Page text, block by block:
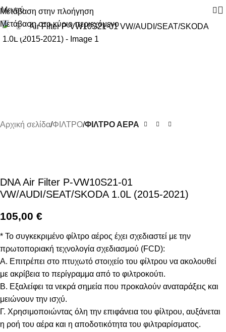
Μετάβαση στην πλοήγηση
Μετάβαση στο κύριο περιεχόμενο
Μενού
Κάντε κλικ για μεγέθυνση
Αρχική σελίδα ΦΙΛΤΡΟ ΦΙΛΤΡΟ ΑΕΡΑ
DNA Air Filter P-VW10S21-01
VW/AUDI/SEAT/SKODA 1.0L (2015-2021)
105,00 €
* Το συγκεκριμένο φίλτρο αέρος έχει σχεδιαστεί με την
πρωτοποριακή τεχνολογία σχεδιασμού (FCD):
Α. Επιτρέπει στο πτυχωτό στοιχείο του φίλτρου να ακολουθεί
με ακρίβεια το περίγραμμα από το φιλτροκούτι.
Β. Εξαλείφει τα νεκρά σημεία που προκαλούν αναταράξεις και
μειώνουν την ισχύ.
Γ. Χρησιμοποιώντας όλη την επιφάνεια του φίλτρου, αυξάνεται
η ροή του αέρα και η αποδοτικότητα του φιλτραρίσματος.